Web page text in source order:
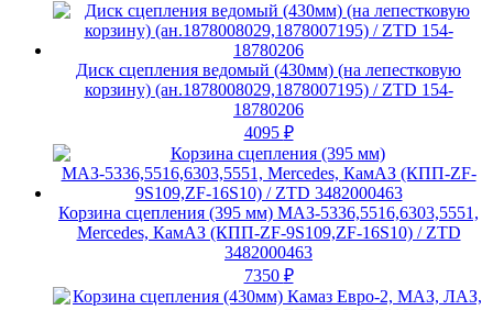
Диск сцепления ведомый (430мм) (на лепестковую
корзину) (ан.1878008029,1878007195) / ZTD 154-
18780206
4095 ₽
Корзина сцепления (395 мм) МАЗ-5336,5516,6303,5551,
Mercedes, КамАЗ (КПП-ZF-9S109,ZF-16S10) / ZTD
3482000463
7350 ₽